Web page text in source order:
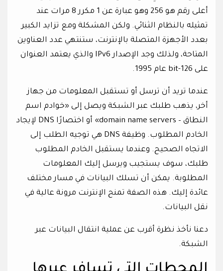
أعلى رقم هو 256 وهو عبارة عن 1 مكرر 8 مرات عند
تمثيله بالنظام الثنائي. ولكن المشكلة ومع تزايد الكبير
بعدد الأجهزة المتصلة بالإنترنت، ستنتهي عدد العناوين
المتاحة، ولذلك وجد الإصدار IPv6 والذي يعتمد العنوان
على 126-bit عام 1995.
عندما تريد أن ترسل أو تستقبل المعلومات من جهاز
أخر، يذهب طلبك عبر الشبكة ويصل إلى «خوادم اسم
النطاق – domain name servers» أو اختصارًا DNS لإيجاد
الخادم المطلوب. وظيفة DNS هي توجيه الطلب إلى
الاتجاه الصحيح. وعندما يستقبل الخادم المطلوب
طلبك، سوف يستجيب ويرسل إليك المعلومات
المطلوبة. يمكن أن تسلك البيانات في مسار مختلف
عائدة إليك. هذه الصفة تمنح الإنترنت مرونة عالية في
نقل البيانات.
دعنا نأخذ نظرة أقرب عن عملية انتقال البيانات عبر
الشبكة.